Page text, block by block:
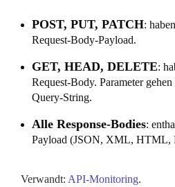
POST, PUT, PATCH:
Request-Body-Payload.
GET, HEAD, DELETE:
Request-Body. Parameter
Query-String.
Alle Response-Bodies:
Payload (JSON, XML, HTML,
Verwandt: API-Monitoring.